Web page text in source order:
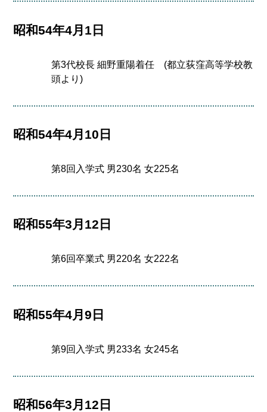
昭和54年4月1日
第3代校長 細野重陽着任 (都立荻窪高等学校教
頭より)
昭和54年4月10日
第8回入学式 男230名 女225名
昭和55年3月12日
第6回卒業式 男220名 女222名
昭和55年4月9日
第9回入学式 男233名 女245名
昭和56年3月12日